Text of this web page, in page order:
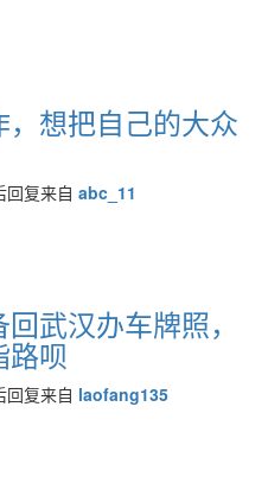
想把自己的大众
回复来自 abc_11
武汉办车牌照，
路呗
回复来自 laofang135